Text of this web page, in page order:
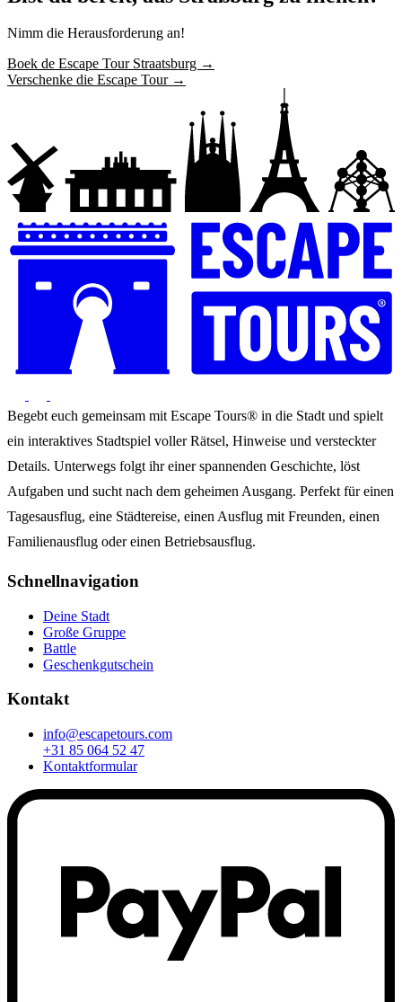
Nimm die Herausforderung an!
Boek de Escape Tour Straatsburg →
Verschenke die Escape Tour →
Begebt euch gemeinsam mit Escape Tours® in die Stadt und spielt
ein interaktives Stadtspiel voller Rätsel, Hinweise und versteckter
Details. Unterwegs folgt ihr einer spannenden Geschichte, löst
Aufgaben und sucht nach dem geheimen Ausgang. Perfekt für einen
Tagesausflug, eine Städtereise, einen Ausflug mit Freunden, einen
Familienausflug oder einen Betriebsausflug.
Schnellnavigation
Deine Stadt
Große Gruppe
Battle
Geschenkgutschein
Kontakt
info@escapetours.com
+31 85 064 52 47
Kontaktformular